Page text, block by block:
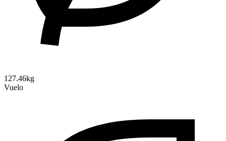
127.46kg
Vuelo